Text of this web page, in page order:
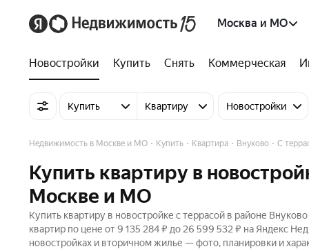
Москва и МО
Новостройки Купить Снять Коммерческая
Купить Квартиру Новостройки
Недвижимость в Москве и МО Купить Квартира Внуково С
Купить квартиру в
Москве и МО
Купить квартиру в новостройке с террасой в районе
квартир по цене от 9 135 284 ₽ до 26 599 532 ₽ на Яндекс
новостройках и вторичном жилье — фото, планировки и